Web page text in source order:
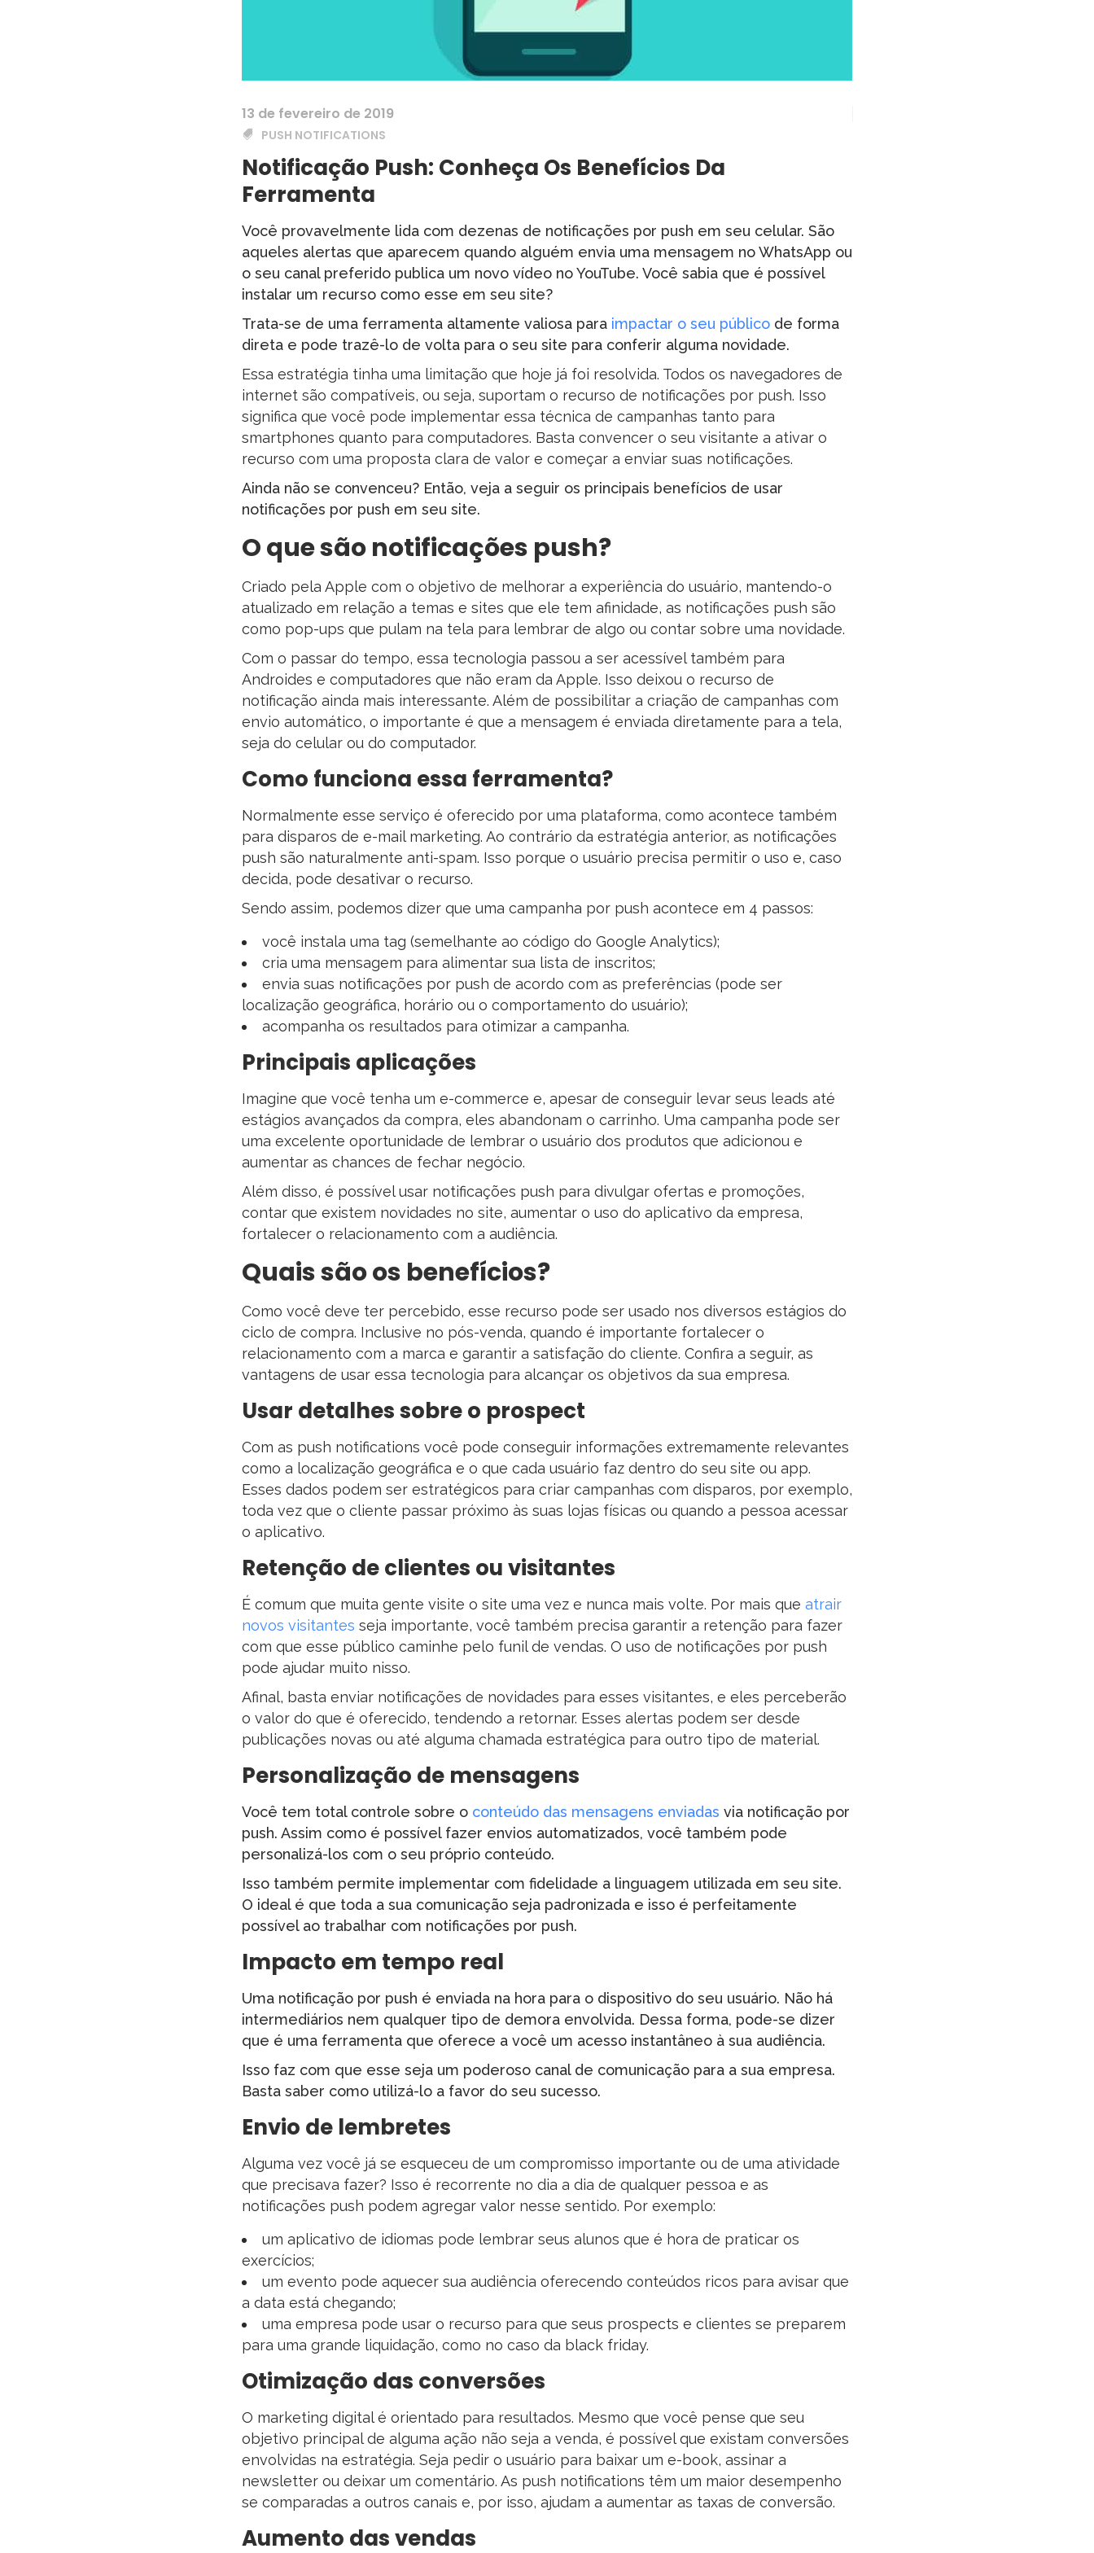
13 de fevereiro de 2019
PUSH NOTIFICATIONS
Notificação Push: Conheça Os Benefícios Da
Ferramenta
Você provavelmente lida com dezenas de notificações por push em seu celular. São
aqueles alertas que aparecem quando alguém envia uma mensagem no WhatsApp ou
o seu canal preferido publica um novo vídeo no YouTube. Você sabia que é possível
instalar um recurso como esse em seu site?
Trata-se de uma ferramenta altamente valiosa para impactar o seu público de forma
direta e pode trazê-lo de volta para o seu site para conferir alguma novidade.
Essa estratégia tinha uma limitação que hoje já foi resolvida. Todos os navegadores de
internet são compatíveis, ou seja, suportam o recurso de notificações por push. Isso
significa que você pode implementar essa técnica de campanhas tanto para
smartphones quanto para computadores. Basta convencer o seu visitante a ativar o
recurso com uma proposta clara de valor e começar a enviar suas notificações.
Ainda não se convenceu? Então, veja a seguir os principais benefícios de usar
notificações por push em seu site.
O que são notificações push?
Criado pela Apple com o objetivo de melhorar a experiência do usuário, mantendo-o
atualizado em relação a temas e sites que ele tem afinidade, as notificações push são
como pop-ups que pulam na tela para lembrar de algo ou contar sobre uma novidade.
Com o passar do tempo, essa tecnologia passou a ser acessível também para
Androides e computadores que não eram da Apple. Isso deixou o recurso de
notificação ainda mais interessante. Além de possibilitar a criação de campanhas com
envio automático, o importante é que a mensagem é enviada diretamente para a tela,
seja do celular ou do computador.
Como funciona essa ferramenta?
Normalmente esse serviço é oferecido por uma plataforma, como acontece também
para disparos de e-mail marketing. Ao contrário da estratégia anterior, as notificações
push são naturalmente anti-spam. Isso porque o usuário precisa permitir o uso e, caso
decida, pode desativar o recurso.
Sendo assim, podemos dizer que uma campanha por push acontece em 4 passos:
você instala uma tag (semelhante ao código do Google Analytics);
cria uma mensagem para alimentar sua lista de inscritos;
envia suas notificações por push de acordo com as preferências (pode ser
localização geográfica, horário ou o comportamento do usuário);
acompanha os resultados para otimizar a campanha.
Principais aplicações
Imagine que você tenha um e-commerce e, apesar de conseguir levar seus leads até
estágios avançados da compra, eles abandonam o carrinho. Uma campanha pode ser
uma excelente oportunidade de lembrar o usuário dos produtos que adicionou e
aumentar as chances de fechar negócio.
Além disso, é possível usar notificações push para divulgar ofertas e promoções,
contar que existem novidades no site, aumentar o uso do aplicativo da empresa,
fortalecer o relacionamento com a audiência.
Quais são os benefícios?
Como você deve ter percebido, esse recurso pode ser usado nos diversos estágios do
ciclo de compra. Inclusive no pós-venda, quando é importante fortalecer o
relacionamento com a marca e garantir a satisfação do cliente. Confira a seguir, as
vantagens de usar essa tecnologia para alcançar os objetivos da sua empresa.
Usar detalhes sobre o prospect
Com as push notifications você pode conseguir informações extremamente relevantes
como a localização geográfica e o que cada usuário faz dentro do seu site ou app.
Esses dados podem ser estratégicos para criar campanhas com disparos, por exemplo,
toda vez que o cliente passar próximo às suas lojas físicas ou quando a pessoa acessar
o aplicativo.
Retenção de clientes ou visitantes
É comum que muita gente visite o site uma vez e nunca mais volte. Por mais que atrair
novos visitantes seja importante, você também precisa garantir a retenção para fazer
com que esse público caminhe pelo funil de vendas. O uso de notificações por push
pode ajudar muito nisso.
Afinal, basta enviar notificações de novidades para esses visitantes, e eles perceberão
o valor do que é oferecido, tendendo a retornar. Esses alertas podem ser desde
publicações novas ou até alguma chamada estratégica para outro tipo de material.
Personalização de mensagens
Você tem total controle sobre o conteúdo das mensagens enviadas via notificação por
push. Assim como é possível fazer envios automatizados, você também pode
personalizá-los com o seu próprio conteúdo.
Isso também permite implementar com fidelidade a linguagem utilizada em seu site.
O ideal é que toda a sua comunicação seja padronizada e isso é perfeitamente
possível ao trabalhar com notificações por push.
Impacto em tempo real
Uma notificação por push é enviada na hora para o dispositivo do seu usuário. Não há
intermediários nem qualquer tipo de demora envolvida. Dessa forma, pode-se dizer
que é uma ferramenta que oferece a você um acesso instantâneo à sua audiência.
Isso faz com que esse seja um poderoso canal de comunicação para a sua empresa.
Basta saber como utilizá-lo a favor do seu sucesso.
Envio de lembretes
Alguma vez você já se esqueceu de um compromisso importante ou de uma atividade
que precisava fazer? Isso é recorrente no dia a dia de qualquer pessoa e as
notificações push podem agregar valor nesse sentido. Por exemplo:
um aplicativo de idiomas pode lembrar seus alunos que é hora de praticar os
exercícios;
um evento pode aquecer sua audiência oferecendo conteúdos ricos para avisar que
a data está chegando;
uma empresa pode usar o recurso para que seus prospects e clientes se preparem
para uma grande liquidação, como no caso da black friday.
Otimização das conversões
O marketing digital é orientado para resultados. Mesmo que você pense que seu
objetivo principal de alguma ação não seja a venda, é possível que existam conversões
envolvidas na estratégia. Seja pedir o usuário para baixar um e-book, assinar a
newsletter ou deixar um comentário. As push notifications têm um maior desempenho
se comparadas a outros canais e, por isso, ajudam a aumentar as taxas de conversão.
Aumento das vendas